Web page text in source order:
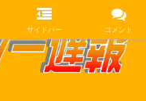
サイドバー コメント